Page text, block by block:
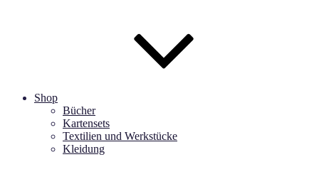
Shop
Bücher
Kartensets
Textilien und Werkstücke
Kleidung